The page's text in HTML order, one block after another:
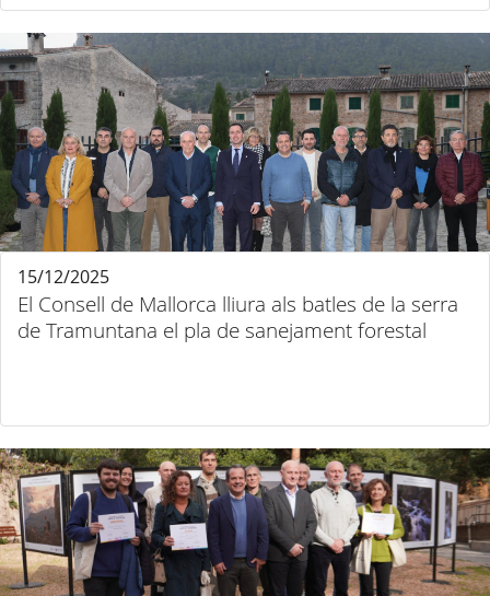
El Consell de Mallorca lliura als batles de la serra
de Tramuntana el pla de sanejament forestal
15/12/2025